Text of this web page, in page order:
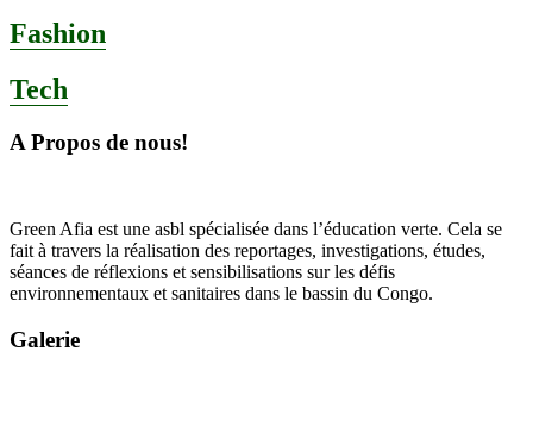
Fashion
Tech
A Propos de nous!
Green Afia est une asbl spécialisée dans l’éducation verte. Cela se
fait à travers la réalisation des reportages, investigations, études,
séances de réflexions et sensibilisations sur les défis
environnementaux et sanitaires dans le bassin du Congo.
Galerie